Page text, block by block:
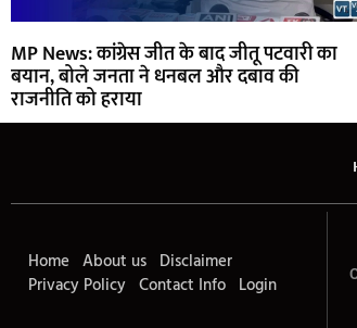
MP News: कांग्रेस जीत के बाद जीतू पटवारी का
बयान, बोले जनता ने धनबल और दबाव की
राजनीति को हराया
Home About us Disclaimer
Privacy Policy Contact Info Login